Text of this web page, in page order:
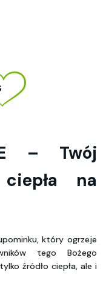
– Twój
na
który ogrzeje
tego Bożego
źródło ciepła, ale i